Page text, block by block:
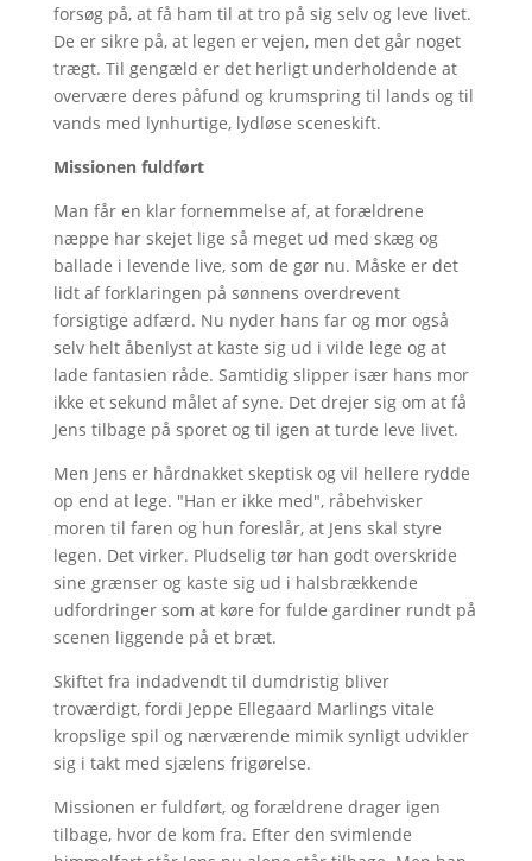
forsøg på, at få ham til at tro på sig selv og leve livet.
De er sikre på, at legen er vejen, men det går noget
trægt. Til gengæld er det herligt underholdende at
overvære deres påfund og krumspring til lands og til
vands med lynhurtige, lydløse sceneskift.
Missionen fuldført
Man får en klar fornemmelse af, at forældrene
næppe har skejet lige så meget ud med skæg og
ballade i levende live, som de gør nu. Måske er det
lidt af forklaringen på sønnens overdrevent
forsigtige adfærd. Nu nyder hans far og mor også
selv helt åbenlyst at kaste sig ud i vilde lege og at
lade fantasien råde. Samtidig slipper især hans mor
ikke et sekund målet af syne. Det drejer sig om at få
Jens tilbage på sporet og til igen at turde leve livet.
Men Jens er hårdnakket skeptisk og vil hellere rydde
op end at lege. "Han er ikke med", råbehvisker
moren til faren og hun foreslår, at Jens skal styre
legen. Det virker. Pludselig tør han godt overskride
sine grænser og kaste sig ud i halsbrækkende
udfordringer som at køre for fulde gardiner rundt på
scenen liggende på et bræt.
Skiftet fra indadvendt til dumdristig bliver
troværdigt, fordi Jeppe Ellegaard Marlings vitale
kropslige spil og nærværende mimik synligt udvikler
sig i takt med sjælens frigørelse.
Missionen er fuldført, og forældrene drager igen
tilbage, hvor de kom fra. Efter den svimlende